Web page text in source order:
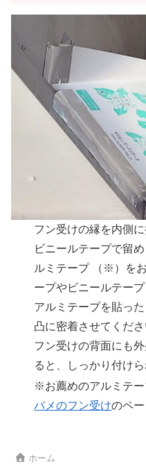
フン受けの縁を内側
ビニールテープで留
ルミテープ （※）を
ープやビニールテー
アルミテープを貼っ
凸に密着させてくだ
フン受けの背面にも
ると、しっかり付けら
※お薦めのアルミテー
バメのフン受けのペー
ホーム